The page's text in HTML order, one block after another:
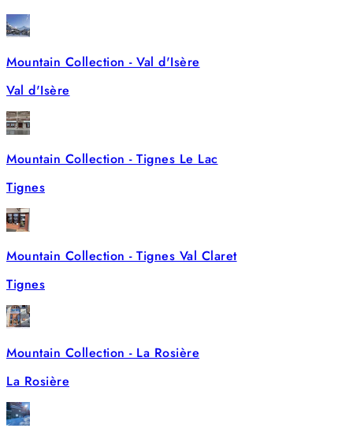
Mountain Collection - Val d'Isère
Val d'Isère
Mountain Collection - Tignes Le Lac
Tignes
Mountain Collection - Tignes Val Claret
Tignes
Mountain Collection - La Rosière
La Rosière